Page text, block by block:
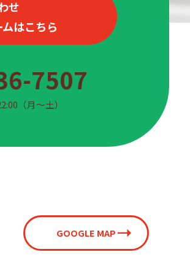
せ
はこちら
7507
（月〜土）
GOOGLE MAP